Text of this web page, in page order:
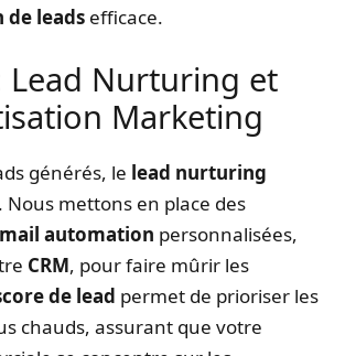
de leads efficace.
Lead Nurturing et
Marketing
générés, le lead nurturing
Nous mettons en place des
automation personnalisées,
CRM, pour faire mûrir les
de lead permet de prioriser les
chauds, assurant que votre